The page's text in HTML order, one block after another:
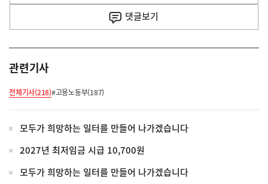
댓글보기
관련기사
전체기사(218)#고용노동부(187)
모두가 희망하는 일터를 만들어 나가겠습니다
2027년 최저임금 시급 10,700원
모두가 희망하는 일터를 만들어 나가겠습니다